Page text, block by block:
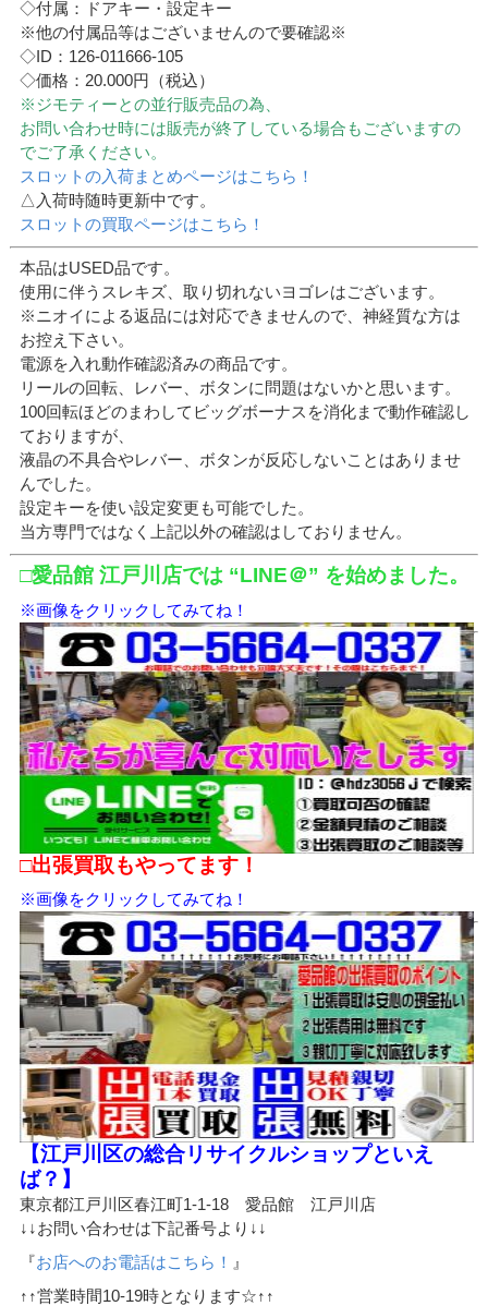
◇付属：ドアキー・設定キー
※他の付属品等はございませんので要確認※
◇ID：126-011666-105
◇価格：20.000円（税込）
※ジモティーとの並行販売品の為、
お問い合わせ時には販売が終了している場合もございますの
でご了承ください。
スロットの入荷まとめページはこちら！
△入荷時随時更新中です。
スロットの買取ページはこちら！
本品はUSED品です。
使用に伴うスレキズ、取り切れないヨゴレはございます。
※ニオイによる返品には対応できませんので、神経質な方は
お控え下さい。
電源を入れ動作確認済みの商品です。
リールの回転、レバー、ボタンに問題はないかと思います。
100回転ほどのまわしてビッグボーナスを消化まで動作確認し
ておりますが、
液晶の不具合やレバー、ボタンが反応しないことはありませ
んでした。
設定キーを使い設定変更も可能でした。
当方専門ではなく上記以外の確認はしておりません。
□愛品館 江戸川店では “LINE＠” を始めました。
※画像をクリックしてみてね！
□出張買取もやってます！
※画像をクリックしてみてね！
【江戸川区の総合リサイクルショップといえ
ば？】
東京都江戸川区春江町1-1-18 愛品館 江戸川店
↓↓お問い合わせは下記番号より↓↓
『お店へのお電話はこちら！ 』
↑↑営業時間10-19時となります☆↑↑